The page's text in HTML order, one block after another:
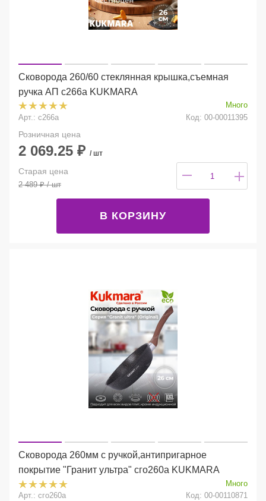
Сковорода 260/60 стеклянная крышка,съемная
ручка АП с266а KUKMARA
Много
Арт.: с266а
Код: 00-00011395
Розничная цена
2 069.25 ₽ / шт
Старая цена
2 489₽/ шт
В КОРЗИНУ
Сковорода 260мм с ручкой,антипригарное
покрытие "Гранит ультра" сго260а KUKMARA
Много
Арт.: сго260а
Код: 00-00110871